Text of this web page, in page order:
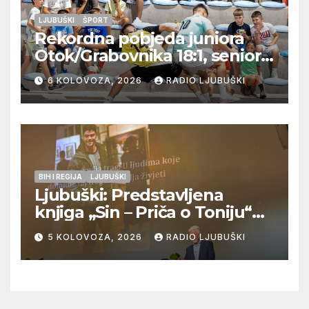
LJUBUŠKI ŠPORT
Rekordna pobjeda juniora
Otok/Grabovnika 18:1, seniori
Pregrađa u četvrtfinalu,
Veljaci i Cerno/Crnopod u
doigravanju, Grljevići završili
natjecanje
6 KOLOVOZA, 2026 RADIO LJUBUŠKI
BIH I REGIJA LJUBUŠKI
Ljubuški: Predstavljena
knjiga „Sin – Priča o Toniju“
dr. sc. Zdenka Hercega
5 KOLOVOZA, 2026 RADIO LJUBUŠKI